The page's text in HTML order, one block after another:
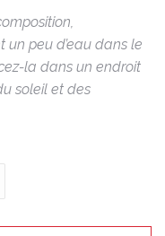
peu d’eau dans le
la dans un endroit
soleil et des